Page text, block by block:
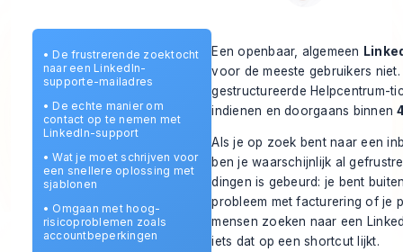
• De frustrerende zoektocht
naar een LinkedIn-
supporte-mailadres
• De echte manier om
contact op te nemen met
LinkedIn-support
•Wat je moet schrijven voor
een snellere oplossing met
sjablonen
• Omgaan met hoog-
risicoproblemen zoals
accountbeperkingen
Een openbaar, algemeen
voor de meeste gebruikers
gestructureerde Helpcentrum-
indienen en doorgaans binnen
Als je op zoek bent naar een
ben je waarschijnlijk al
dingen is gebeurd: je bent
probleem met facturering of je
mensen zoeken naar een
iets dat op een shortcut lijkt.